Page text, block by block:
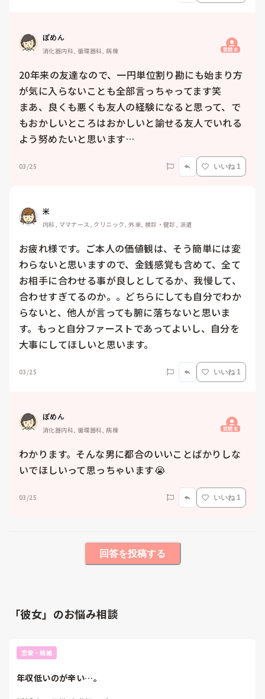
ぽめん
消化器内科, 循環器科, 病棟 質問主
20年来の友達なので、一円単位割り勘にも始まり方
が気に入らないことも全部言っちゃってます笑
まあ、良くも悪くも友人の経験になると思って、で
もおかしいところはおかしいと諭せる友人でいれる
よう努めたいと思います…
03/25 いいね 1
米
内科, ママナース, クリニック, 外来, 検診・健診, 派遣
お疲れ様です。ご本人の価値観は、そう簡単には変
わらないと思いますので、金銭感覚も含めて、全て
お相手に合わせる事が良しとしてるか、我慢して、
合わせすぎてるのか。。どちらにしても自分でわか
らないと、他人が言っても腑に落ちないと思いま
す。もっと自分ファーストであってよいし、自分を
大事にしてほしいと思います。
03/25 いいね 1
ぽめん
消化器内科, 循環器科, 病棟 質問主
わかります。そんな男に都合のいいことばかりしな
いでほしいって思っちゃいます😭
03/25 いいね 1
回答を投稿する
「彼女」のお悩み相談
恋愛・結婚
年収低いのが辛い…。